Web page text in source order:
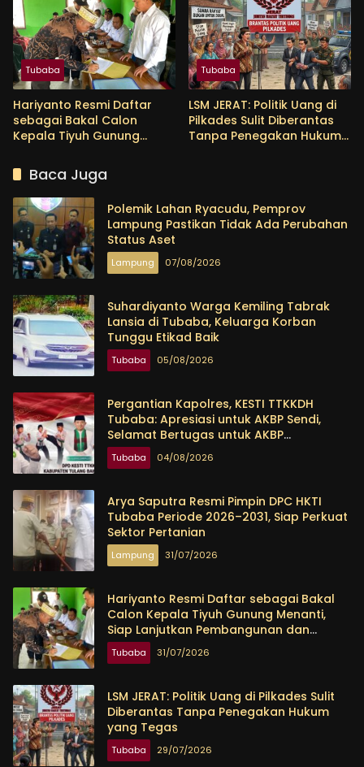
Tubaba
Hariyanto Resmi Daftar
sebagai Bakal Calon
Kepala Tiyuh Gunung
Pembangunan dan
Tingkatkan Kesejahteraan
Warga
Tubaba
LSM JERAT: Politik Uang di
Pilkades Sulit Diberantas
Tanpa Penegakan Hukum
Baca Juga
Polemik Lahan Ryacudu, Pemprov
Lampung Pastikan Tidak Ada Perubahan
Status Aset
Lampung 07/08/2026
Suhardiyanto Warga Kemiling Tabrak
Lansia di Tubaba, Keluarga Korban
Tunggu Etikad Baik
Tubaba 05/08/2026
Pergantian Kapolres, KESTI TTKKDH
Tubaba: Apresiasi untuk AKBP Sendi,
Selamat Bertugas untuk AKBP
Himmawan
Tubaba 04/08/2026
Arya Saputra Resmi Pimpin DPC HKTI
Tubaba Periode 2026–2031, Siap Perkuat
Sektor Pertanian
Lampung 31/07/2026
Hariyanto Resmi Daftar sebagai Bakal
Calon Kepala Tiyuh Gunung Menanti,
Siap Lanjutkan Pembangunan dan
Tingkatkan Kesejahteraan Warga
Tubaba 31/07/2026
LSM JERAT: Politik Uang di Pilkades Sulit
Diberantas Tanpa Penegakan Hukum
yang Tegas
Tubaba 29/07/2026